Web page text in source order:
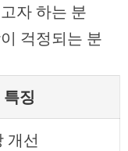
자 하는 분
걱정되는 분
징
개선